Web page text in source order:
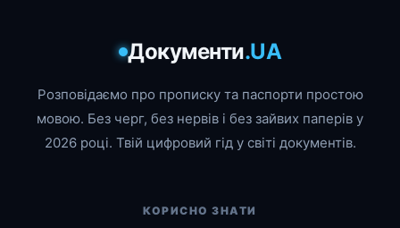
Документи.UA
Розповідаємо про прописку та паспорти простою
мовою. Без черг, без нервів і без зайвих паперів у
2026 році. Твій цифровий гід у світі документів.
КОРИСНО ЗНАТИ